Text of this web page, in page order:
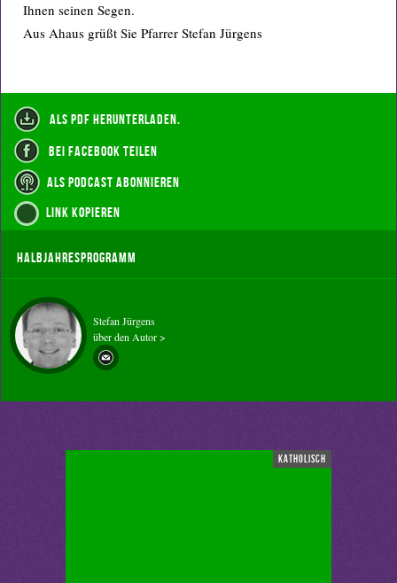
Ihnen seinen Segen.
Aus Ahaus grüßt Sie Pfarrer Stefan Jürgens
als PDF herunterladen.
bei Facebook teilen
als Podcast abonnieren
Link kopieren
Halbjahresprogramm
Stefan Jürgens
über den Autor >
katholisch